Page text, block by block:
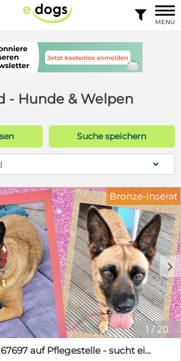

MENÜ
- Hunde & Welpen
Suche speichern
1/20
d
Bronze-Inserat
Sanfte Violeta - in 67697 auf Pflegestelle - sucht ein Für-immer-Zuhause